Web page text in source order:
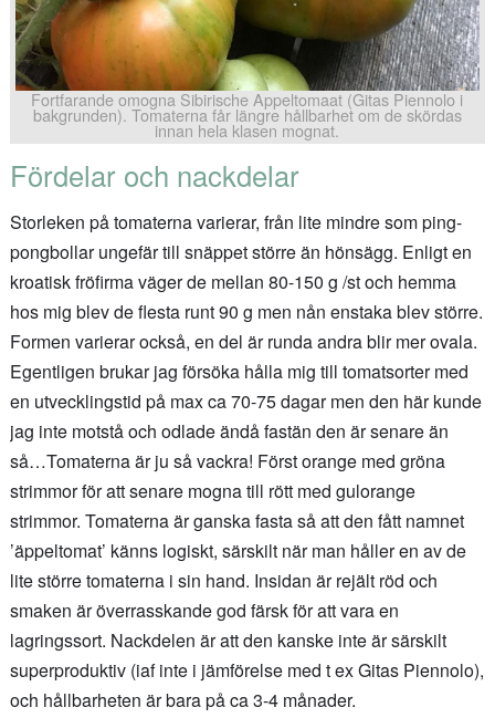
Fortfarande omogna Sibirische Appeltomaat (Gitas Piennolo i
bakgrunden). Tomaterna får längre hållbarhet om de skördas
innan hela klasen mognat.
Fördelar och nackdelar
Storleken på tomaterna varierar, från lite mindre som ping-
pongbollar ungefär till snäppet större än hönsägg. Enligt en
kroatisk fröfirma väger de mellan 80-150 g /st och hemma
hos mig blev de flesta runt 90 g men nån enstaka blev större.
Formen varierar också, en del är runda andra blir mer ovala.
Egentligen brukar jag försöka hålla mig till tomatsorter med
en utvecklingstid på max ca 70-75 dagar men den här kunde
jag inte motstå och odlade ändå fastän den är senare än
så…Tomaterna är ju så vackra! Först orange med gröna
strimmor för att senare mogna till rött med gulorange
strimmor. Tomaterna är ganska fasta så att den fått namnet
’äppeltomat’ känns logiskt, särskilt när man håller en av de
lite större tomaterna i sin hand. Insidan är rejält röd och
smaken är överrasskande god färsk för att vara en
lagringssort. Nackdelen är att den kanske inte är särskilt
superproduktiv (iaf inte i jämförelse med t ex Gitas Piennolo),
och hållbarheten är bara på ca 3-4 månader.